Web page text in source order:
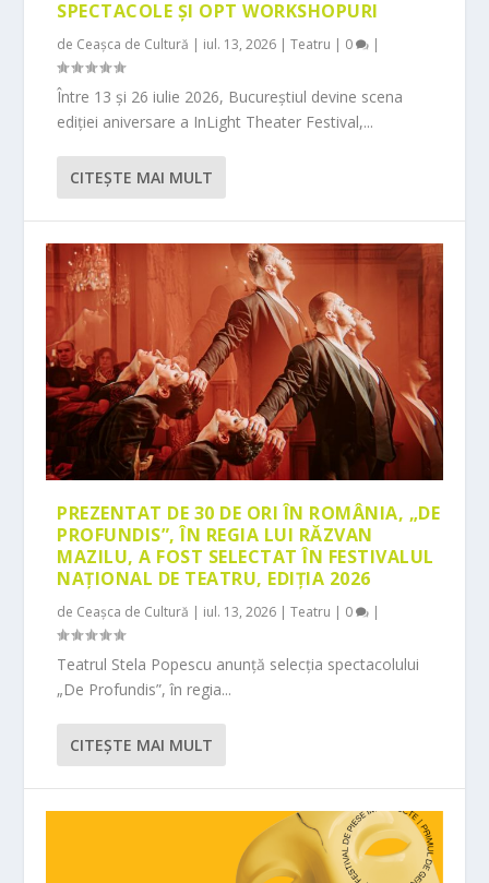
SPECTACOLE ȘI OPT WORKSHOPURI
de Ceașca de Cultură | iul. 13, 2026 |Teatru | 0 |
Între 13 și 26 iulie 2026, Bucureștiul devine scena
ediției aniversare a InLight Theater Festival,...
CITEŞTE MAI MULT
PREZENTAT DE 30 DE ORI ÎN ROMÂNIA, „DE
PROFUNDIS”, ÎN REGIA LUI RĂZVAN
MAZILU, A FOST SELECTAT ÎN FESTIVALUL
NAȚIONAL DE TEATRU, EDIȚIA 2026
de Ceașca de Cultură | iul. 13, 2026 |Teatru | 0 |
Teatrul Stela Popescu anunță selecția spectacolului
„De Profundis”, în regia...
CITEŞTE MAI MULT